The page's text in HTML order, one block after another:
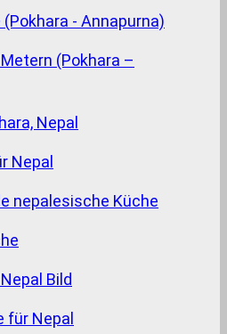
(Pokhara –
Nepal
für Nepal